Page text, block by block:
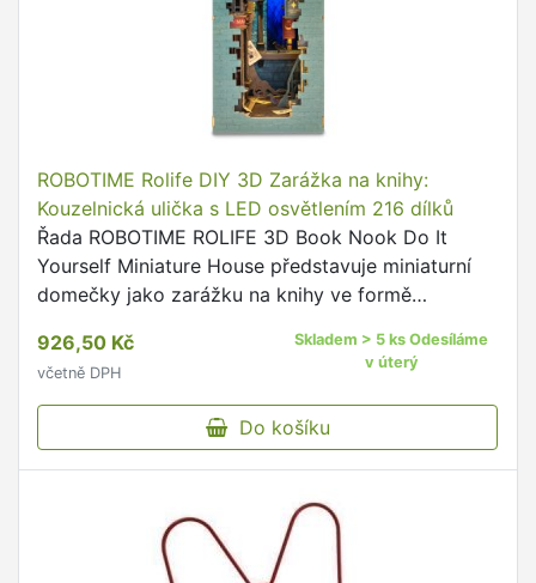
ROBOTIME Rolife DIY 3D Zarážka na knihy:
Kouzelnická ulička s LED osvětlením 216 dílků
Řada ROBOTIME ROLIFE 3D Book Nook Do It
Yourself Miniature House představuje miniaturní
domečky jako zarážku na knihy ve formě
uliček i zahrádek.
926,50 Kč
včetně DPH
Skladem > 5 ks Odesíláme
v úterý
Do košíku